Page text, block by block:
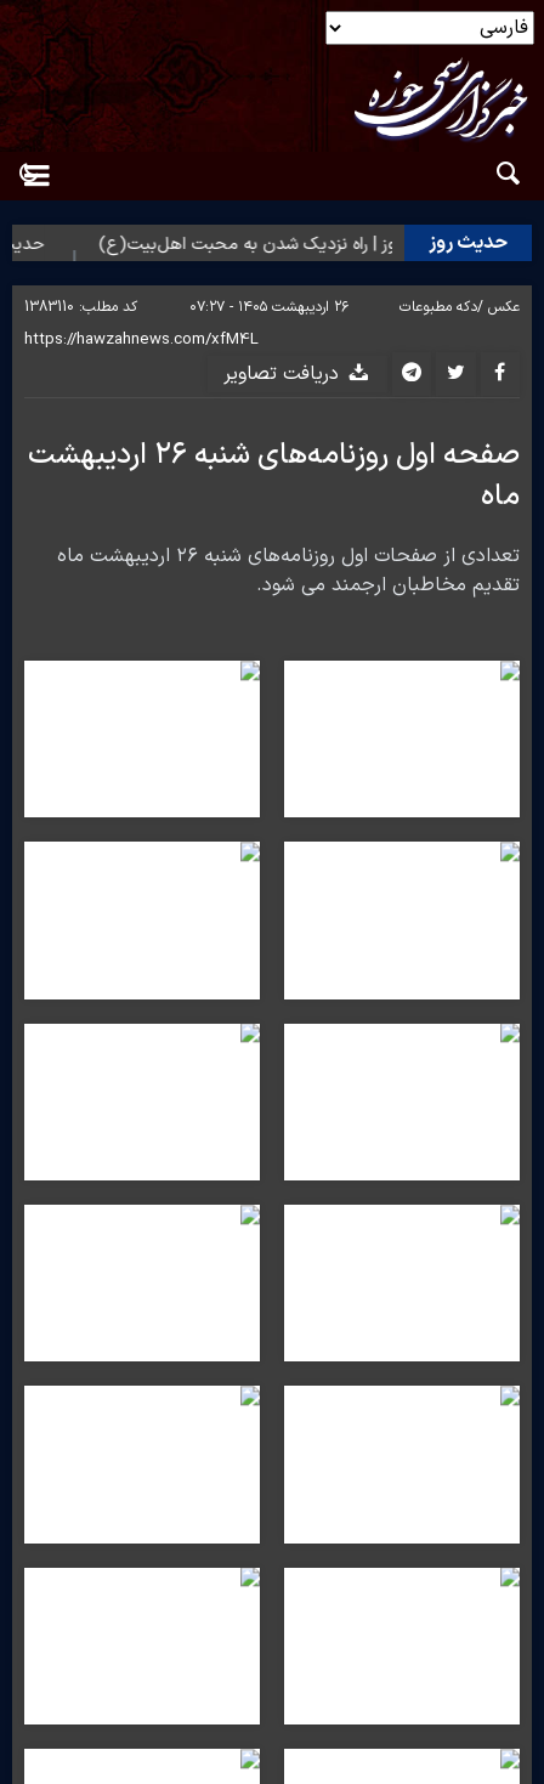
حدیث روز
حدیث روز | راه نزدیک شدن به محبت اهل‌بیت(ع) حدیث
عکس /دکه مطبوعات ۲۶ اردیبهشت ۱۴۰۵ - ۰۷:۲۷ کد مطلب: 1383110
دریافت تصاویر
صفحه اول روزنامه‌های شنبه ۲۶ اردیبهشت
ماه
تعدادی از صفحات اول روزنامه‌های شنبه ۲۶ اردیبهشت ماه
تقدیم مخاطبان ارجمند می شود.